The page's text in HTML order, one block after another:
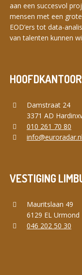
aan een succesvol
mensen met een
EOD’ers tot data-
van talenten kunnen
HOOFDKANTOOR
Damstraat 24
3371 AD
010 261 70 80
info@euroradar.nl
VESTIGING
Mauritslaan 49
6129 EL Urmond
046 202 50 30